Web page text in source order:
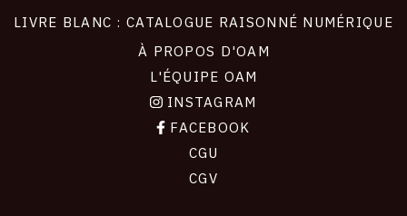
LIVRE BLANC : CATALOGUE RAISONNÉ NUMÉRIQUE
À PROPOS D'OAM
L'ÉQUIPE OAM
INSTAGRAM
FACEBOOK
CGU
CGV